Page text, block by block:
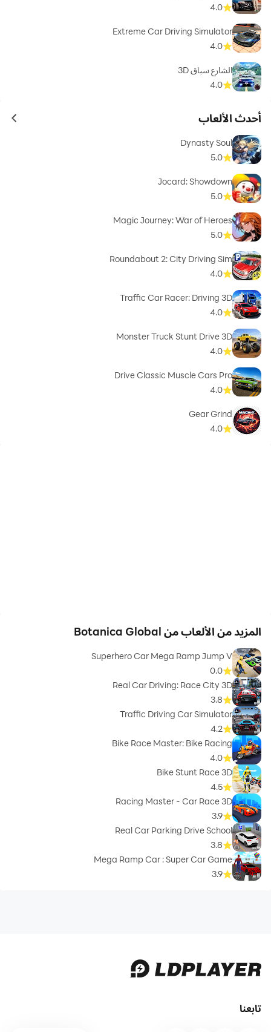
4.0
Extreme Car Driving Simulator
4.0
الشارع سباق 3D
4.0
أحدث الألعاب
Dynasty Soul
5.0
Jocard: Showdown
5.0
Magic Journey: War of Heroes
5.0
Roundabout 2: City Driving Sim
4.0
Traffic Car Racer: Driving 3D
4.0
Monster Truck Stunt Drive 3D
4.0
Drive Classic Muscle Cars Pro
4.0
Gear Grind
4.0
المزيد من الألعاب من Botanica Global
Superhero Car Mega Ramp Jump V
0.0
Real Car Driving: Race City 3D
3.8
Traffic Driving Car Simulator
4.2
Bike Race Master: Bike Racing
4.0
Bike Stunt Race 3D
4.5
Racing Master - Car Race 3D
3.9
Real Car Parking Drive School
3.8
Mega Ramp Car : Super Car Game
3.9
تابعنا